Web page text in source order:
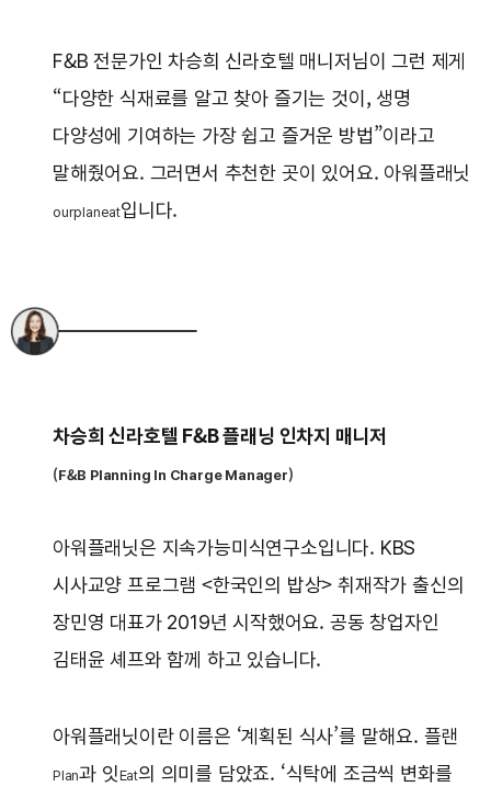
F&B 전문가인 차승희 신라호텔 매니저님이 그런 제게
“다양한 식재료를 알고 찾아 즐기는 것이, 생명
다양성에 기여하는 가장 쉽고 즐거운 방법”이라고
말해줬어요. 그러면서 추천한 곳이 있어요. 아워플래닛
ourplaneat입니다.
차승희 신라호텔 F&B 플래닝 인차지 매니저
(F&B Planning In Charge Manager)
아워플래닛은 지속가능미식연구소입니다. KBS
시사교양 프로그램 <한국인의 밥상> 취재작가 출신의
장민영 대표가 2019년 시작했어요. 공동 창업자인
김태윤 셰프와 함께 하고 있습니다.
아워플래닛이란 이름은 ‘계획된 식사’를 말해요. 플랜
Plan과 잇Eat의 의미를 담았죠. ‘식탁에 조금씩 변화를